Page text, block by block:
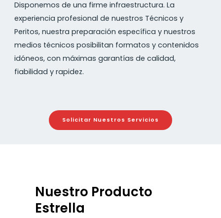
Disponemos de una firme infraestructura. La
experiencia profesional de nuestros Técnicos y
Peritos, nuestra preparación específica y nuestros
medios técnicos posibilitan formatos y contenidos
idóneos, con máximas garantías de calidad,
fiabilidad y rapidez.
Solicitar Nuestros Servicios
Nuestro Producto
Estrella